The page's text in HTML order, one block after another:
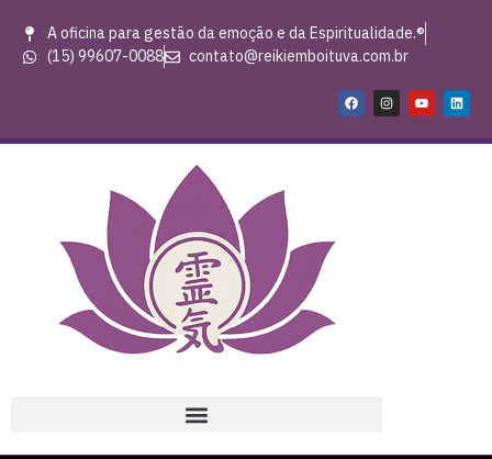
A oficina para gestão da emoção e da Espiritualidade.®
(15) 99607-0088
contato@reikiemboituva.com.br